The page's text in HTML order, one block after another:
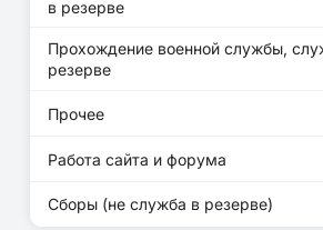
в резерве
Прохождение военной службы,
резерве
Прочее
Работа сайта и форума
Сборы (не служба в резерве)